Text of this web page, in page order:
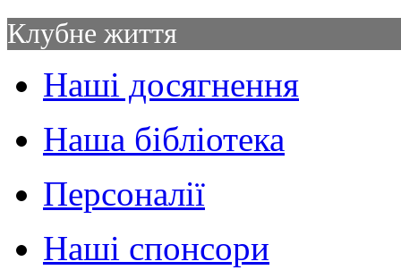
Клубне життя
Наші досягнення
Наша бібліотека
Персоналії
Наші спонсори